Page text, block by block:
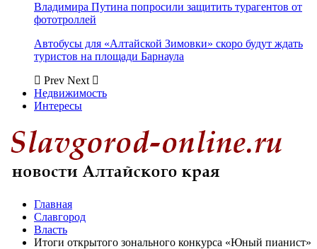
Владимира Путина попросили защитить турагентов от
фототроллей
Автобусы для «Алтайской Зимовки» скоро будут ждать
туристов на площади Барнаула
Prev Next
Недвижимость
Интересы
Главная
Славгород
Власть
Итоги открытого зонального конкурса «Юный пианист»